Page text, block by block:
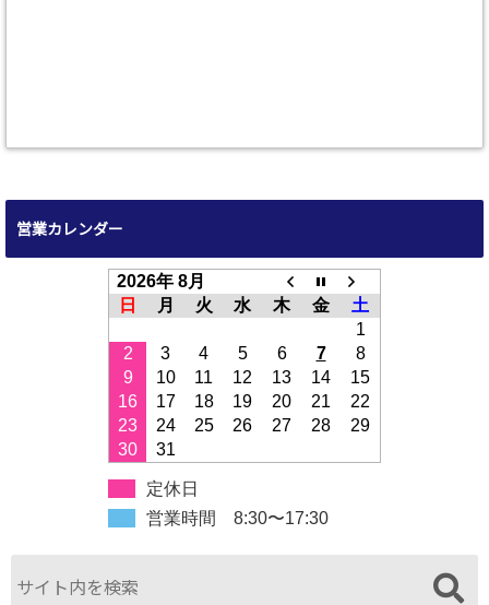
営業カレンダー
2026年 8月
日
月 火 水 木 金
土
1
2
3 4 5 6 7
8
9
10 11 12 13 14
15
16
17 18 19 20 21
22
23
24 25 26 27 28
29
30
31
定休日
営業時間 8:30〜17:30